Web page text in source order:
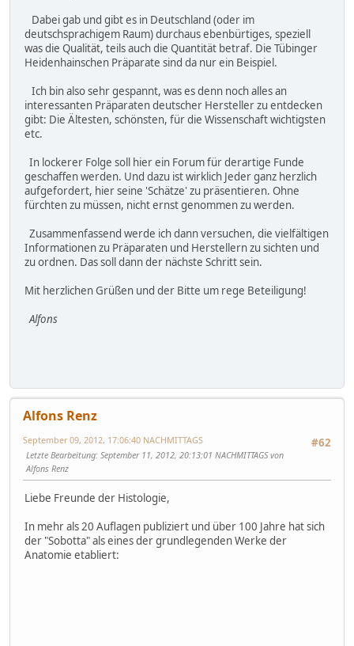
Dabei gab und gibt es in Deutschland (oder im
deutschsprachigem Raum) durchaus ebenbürtiges, speziell
was die Qualität, teils auch die Quantität betraf. Die Tübinger
Heidenhainschen Präparate sind da nur ein Beispiel.
Ich bin also sehr gespannt, was es denn noch alles an
interessanten Präparaten deutscher Hersteller zu entdecken
gibt: Die Ältesten, schönsten, für die Wissenschaft wichtigsten
etc.
In lockerer Folge soll hier ein Forum für derartige Funde
geschaffen werden. Und dazu ist wirklich Jeder ganz herzlich
aufgefordert, hier seine 'Schätze' zu präsentieren. Ohne
fürchten zu müssen, nicht ernst genommen zu werden.
Zusammenfassend werde ich dann versuchen, die vielfältigen
Informationen zu Präparaten und Herstellern zu sichten und
zu ordnen. Das soll dann der nächste Schritt sein.
Mit herzlichen Grüßen und der Bitte um rege Beteiligung!
Alfons
Alfons Renz
#62
September 09, 2012, 17:06:40 NACHMITTAGS
Letzte Bearbeitung: September 11, 2012, 20:13:01 NACHMITTAGS von
Alfons Renz
Liebe Freunde der Histologie,
In mehr als 20 Auflagen publiziert und über 100 Jahre hat sich
der "Sobotta" als eines der grundlegenden Werke der
Anatomie etabliert: